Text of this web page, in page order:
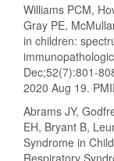
Williams PCM,
Gray PE,
in children:
Dec;52(7):801-
2020 Aug 19.
Abrams JY,
EH, Bryant B,
Syndrome in
Respiratory